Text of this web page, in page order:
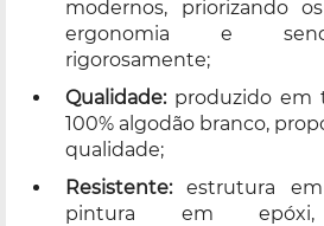
modernos, priorizando
ergonomia e
rigorosamente;
Qualidade:produzido em
100% algodão branco,
qualidade;
Resistente:estrutura
pintura em epóxi,